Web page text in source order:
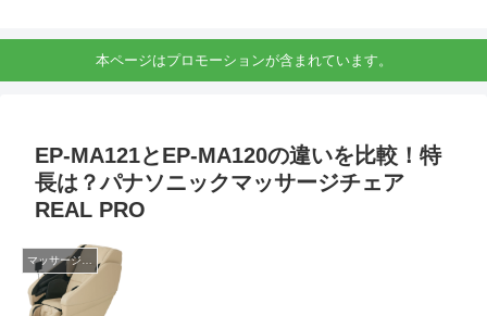
本ページはプロモーションが含まれています。
EP-MA121とEP-MA120の違いを比較！特
長は？パナソニックマッサージチェア
REAL PRO